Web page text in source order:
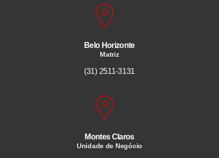
Belo Horizonte
Matriz
(31) 2511-3131
Montes Claros
Unidade de Negócio